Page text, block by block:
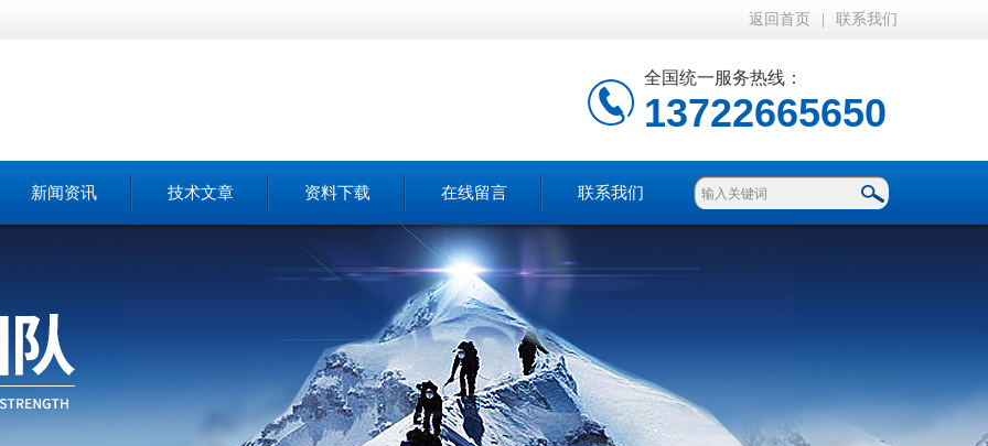
返回首页 联系我们
全国统一服务热线：
13722665650
新闻资讯 技术文章 资料下载 在线留言 联系我们